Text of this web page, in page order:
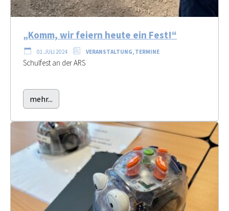
„Komm, wir feiern heute ein Fest!“
01.JULI 2024 VERANSTALTUNG, TERMINE
Schulfest an der ARS
mehr...